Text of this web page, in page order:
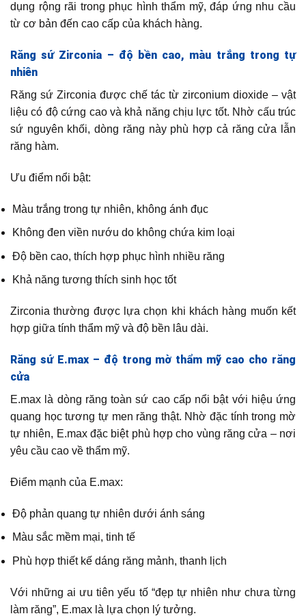
dụng rộng rãi trong phục hình thẩm mỹ, đáp ứng nhu cầu
từ cơ bản đến cao cấp của khách hàng.
Răng sứ Zirconia – độ bền cao, màu trắng trong tự
nhiên
Răng sứ Zirconia được chế tác từ zirconium dioxide – vật
liệu có độ cứng cao và khả năng chịu lực tốt. Nhờ cấu trúc
sứ nguyên khối, dòng răng này phù hợp cả răng cửa lẫn
răng hàm.
Ưu điểm nổi bật:
Màu trắng trong tự nhiên, không ánh đục
Không đen viền nướu do không chứa kim loại
Độ bền cao, thích hợp phục hình nhiều răng
Khả năng tương thích sinh học tốt
Zirconia thường được lựa chọn khi khách hàng muốn kết
hợp giữa tính thẩm mỹ và độ bền lâu dài.
Răng sứ E.max – độ trong mờ thẩm mỹ cao cho răng
cửa
E.max là dòng răng toàn sứ cao cấp nổi bật với hiệu ứng
quang học tương tự men răng thật. Nhờ đặc tính trong mờ
tự nhiên, E.max đặc biệt phù hợp cho vùng răng cửa – nơi
yêu cầu cao về thẩm mỹ.
Điểm mạnh của E.max:
Độ phản quang tự nhiên dưới ánh sáng
Màu sắc mềm mại, tinh tế
Phù hợp thiết kế dáng răng mảnh, thanh lịch
Với những ai ưu tiên yếu tố “đẹp tự nhiên như chưa từng
làm răng”, E.max là lựa chọn lý tưởng.